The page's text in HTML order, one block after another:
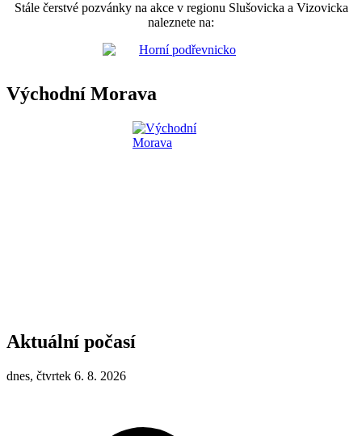
Stále čerstvé pozvánky na akce v regionu Slušovicka a Vizovicka
naleznete na:
Východní Morava
Aktuální počasí
dnes, čtvrtek 6. 8. 2026